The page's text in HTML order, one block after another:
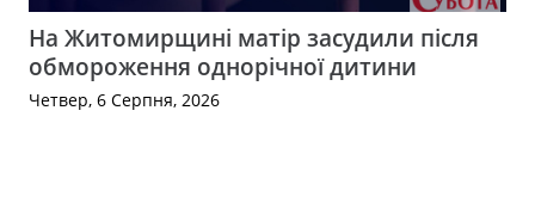
На Житомирщині матір засудили після
обмороження однорічної дитини
Четвер, 6 Серпня, 2026